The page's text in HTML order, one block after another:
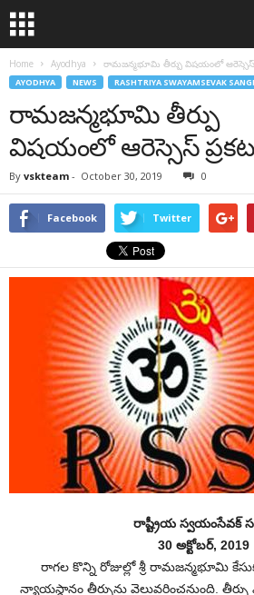
Home Ayodhya రామజన్మభూమి తీర్పు విషయంలో ఆరెస్సెస్
AYODHYA NEWS RASHTRIYA SWAYAMSEVAK
రామజన్మభూమి తీర్పు
విషయంలో ఆరెస్సెస్
By vskteam - October 30, 2019 0
Facebook Twitter
రాష్ట్రీయ స్వయంసేవక్
30 అక్టోబర్, 2019
రాగల కొన్ని రోజుల్లో శ్రీ రామజన్మభూమి
న్యాయస్థానం తీర్పును వెలువరించనుంది.